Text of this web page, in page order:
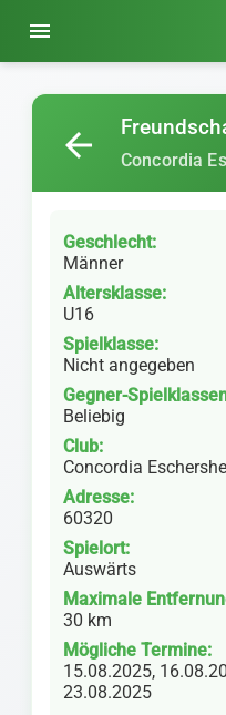
menu
Concordia
arrow_back
Geschlecht:
Männer
Altersklasse:
U16
Spielklasse:
Nicht angegeben
Gegner-
Beliebig
Club:
Concordia
Adresse:
60320
Spielort:
Auswärts
Maximale
30 km
Mögliche Termine:
15.08.2025,
23.08.2025